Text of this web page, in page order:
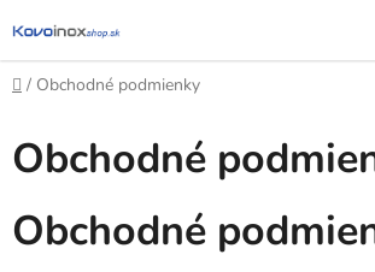
na
obsah
Domov
/ Obchodné podmienky
Obchodné
Obchodné